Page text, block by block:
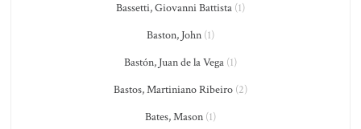
Bassetti, Giovanni Battista (1)
Baston, John (1)
Bastón, Juan de la Vega (1)
Bastos, Martiniano Ribeiro (2)
Bates, Mason (1)